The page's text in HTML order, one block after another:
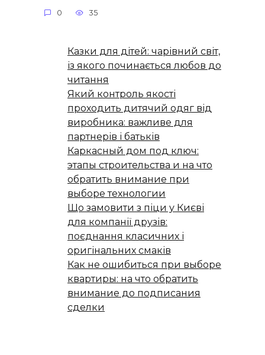
0 35
Казки для дітей: чарівний світ,
із якого починається любов до
читання
Який контроль якості
проходить дитячий одяг від
виробника: важливе для
партнерів і батьків
Каркасный дом под ключ:
этапы строительства и на что
обратить внимание при
выборе технологии
Що замовити з піци у Києві
для компанії друзів:
поєднання класичних і
оригінальних смаків
Как не ошибиться при выборе
квартиры: на что обратить
внимание до подписания
сделки